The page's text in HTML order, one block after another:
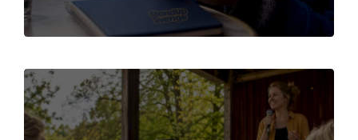
plattformar som
Ticketmaster och
rätt alternativ!